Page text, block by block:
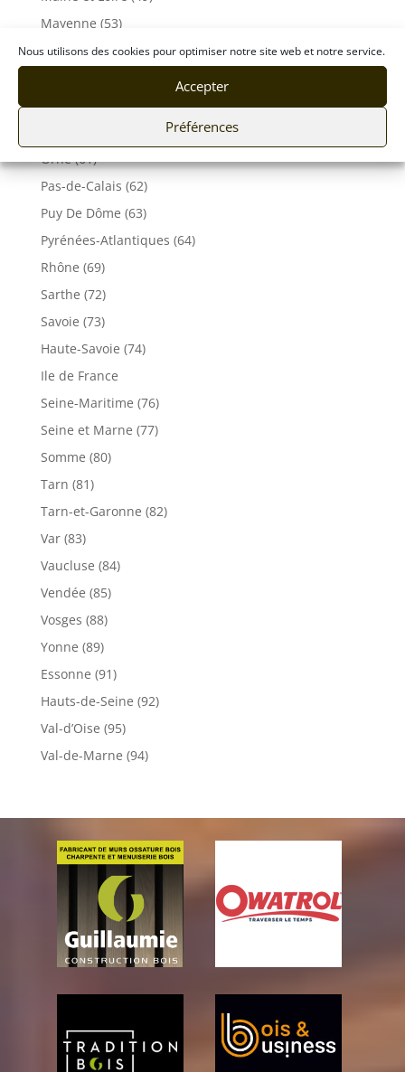
Nous utilisons des cookies pour optimiser notre site web et notre service.
Accepter
Préférences
Mayenne (53)
Lot (46)
Morbihan (56)
Orne (61)
Pas-de-Calais (62)
Puy De Dôme (63)
Pyrénées-Atlantiques (64)
Rhône (69)
Sarthe (72)
Savoie (73)
Haute-Savoie (74)
Ile de France
Seine-Maritime (76)
Seine et Marne (77)
Somme (80)
Tarn (81)
Tarn-et-Garonne (82)
Var (83)
Vaucluse (84)
Vendée (85)
Vosges (88)
Yonne (89)
Essonne (91)
Hauts-de-Seine (92)
Val-d’Oise (95)
Val-de-Marne (94)